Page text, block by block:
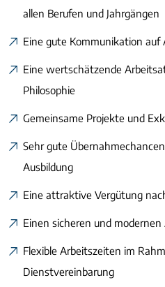
allen Berufen und Jahrgängen
Eine gute Kommunikation auf
Eine wertschätzende
Philosophie
Gemeinsame Projekte und
Sehr gute
Ausbildung
Eine attraktive Vergütung
Einen sicheren und
Flexible Arbeitszeiten im
Dienstvereinbarung